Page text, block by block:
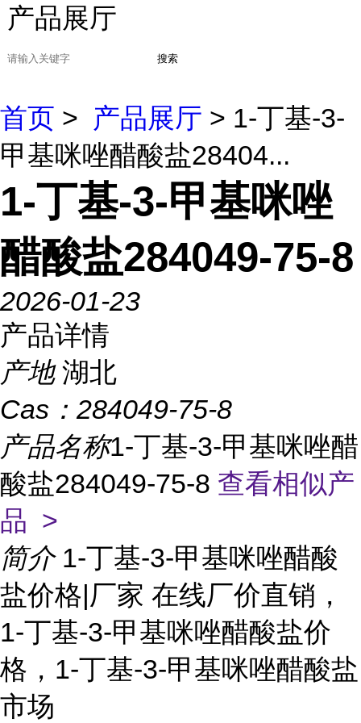
产品展厅
搜索
首页 > 产品展厅 > 1-丁基-3-
甲基咪唑醋酸盐28404...
1-丁基-3-甲基咪唑
醋酸盐284049-75-8
2026-01-23
产品详情
产地 湖北
Cas： 284049-75-8
产品名称1-丁基-3-甲基咪唑醋
酸盐284049-75-8 查看相似产
品 >
简介 1-丁基-3-甲基咪唑醋酸
盐价格|厂家 在线厂价直销，
1-丁基-3-甲基咪唑醋酸盐价
格，1-丁基-3-甲基咪唑醋酸盐
市场